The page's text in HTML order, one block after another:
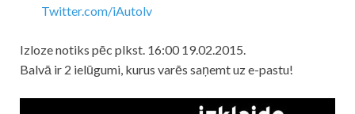
Twitter.com/iAutolv
Izloze notiks pēc plkst. 16:00 19.02.2015.
Balvā ir 2 ielūgumi, kurus varēs saņemt uz e-pastu!